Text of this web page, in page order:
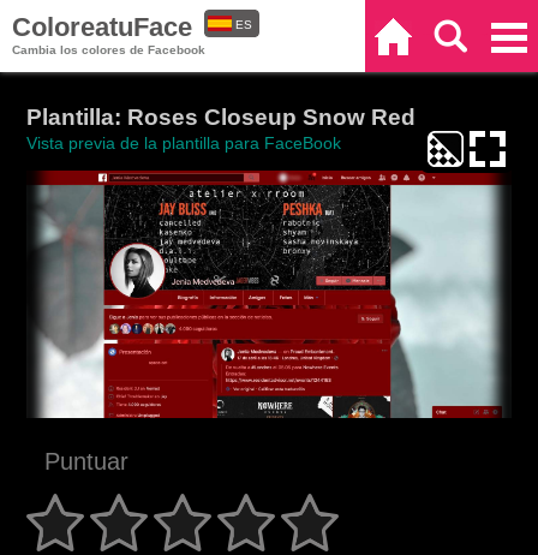
ColoreatuFace
Cambia los colores de Facebook
ES
Plantilla: Roses Closeup Snow Red
Vista previa de la plantilla para FaceBook
Puntuar